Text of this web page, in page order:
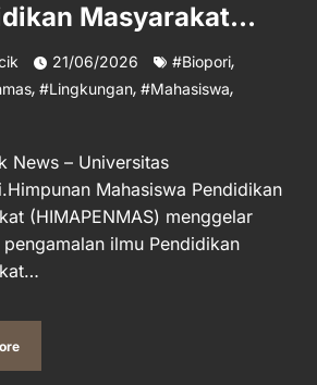
Masyarakat
Bentuk Kepedulian
21/06/2026 #biopori,
, #lingkungan, #mahasiswa,
News – Universitas
Mahasiswa Pendidikan
(HIMAPENMAS) menggelar
ilmu Pendidikan